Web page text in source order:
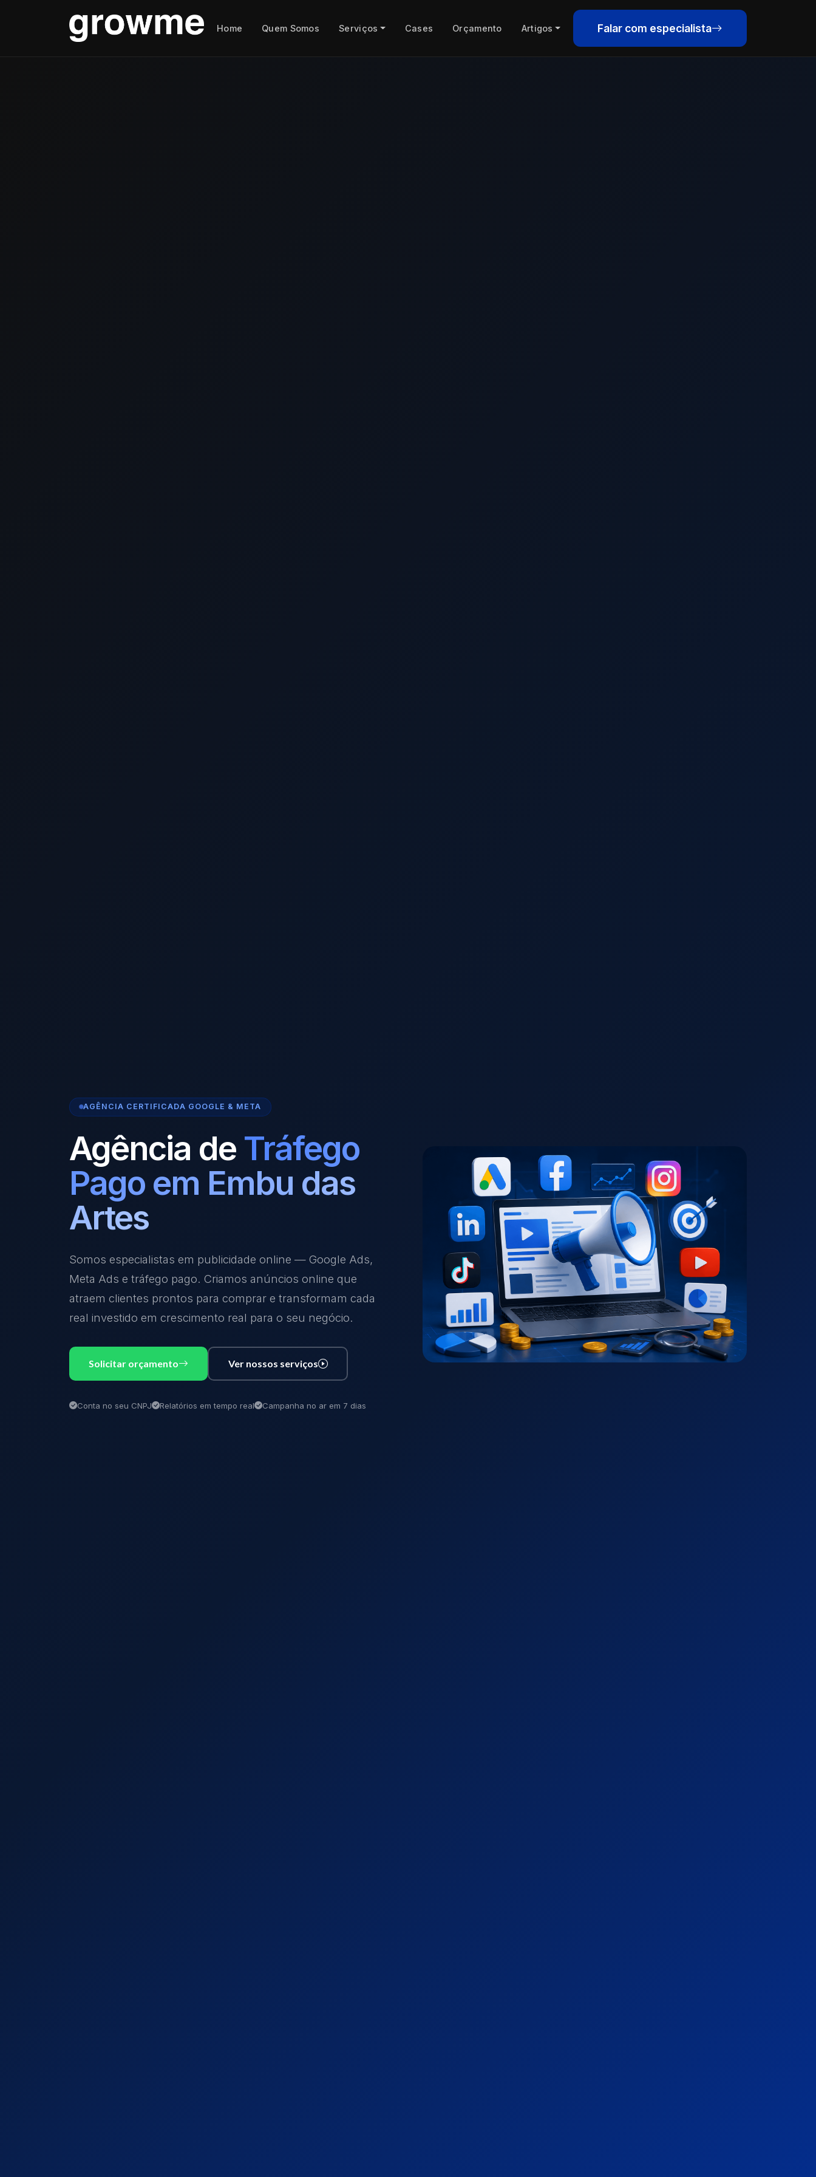
Home Quem Somos Serviços Cases Orçamento Artigos Falar com especialista
AGÊNCIA CERTIFICADA GOOGLE & META
Agência de Tráfego
Pago em Embu das
Artes
Somos especialistas em publicidade online — Google Ads,
Meta Ads e tráfego pago. Criamos anúncios online que
atraem clientes prontos para comprar e transformam cada
real investido em crescimento real para o seu negócio.
Solicitar orçamento Ver nossos serviços
Conta no seu CNPJ Relatórios em tempo real Campanha no ar em 7 dias